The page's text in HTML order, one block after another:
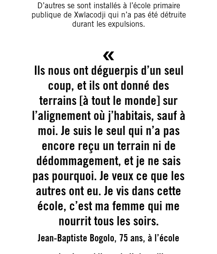
D’autres se sont installés à l’école primaire
publique de Xwlacodji qui n’a pas été détruite
durant les expulsions.
Ils nous ont déguerpis d’un seul
coup, et ils ont donné des
terrains [à tout le monde] sur
l’alignement où j’habitais, sauf à
moi. Je suis le seul qui n’a pas
encore reçu un terrain ni de
dédommagement, et je ne sais
pas pourquoi. Je veux ce que les
autres ont eu. Je vis dans cette
école, c’est ma femme qui me
nourrit tous les soirs.
Jean-Baptiste Bogolo, 75 ans, à l’école